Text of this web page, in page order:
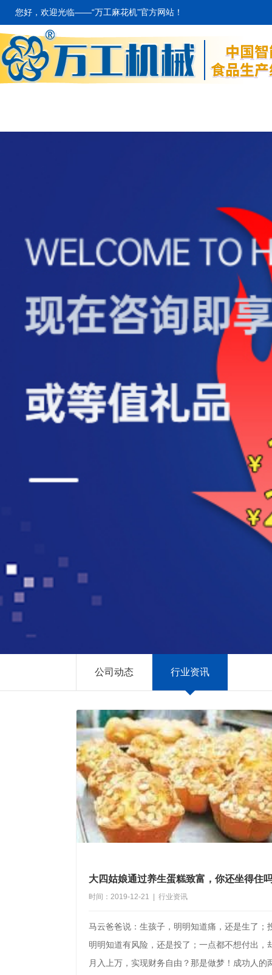
您好，欢迎光临——“万工麻花机”官方网站！
公司动态 行业资讯
大四姑娘通过养生蛋糕致富，你还坐得住
时间：2019-12-21 | 行业资讯
马云爸爸说：生孩子，明明知道痛，还是生了；
明明知道有风险，还是投了；一点都不想付出，
月入上万，实现财务自由？那是做梦！成功人的